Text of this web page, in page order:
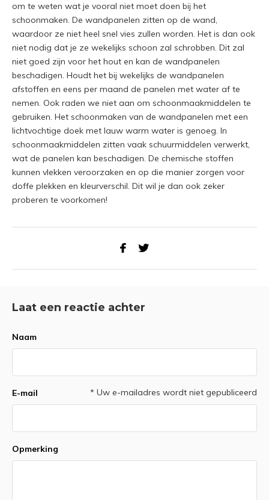
om te weten wat je vooral niet moet doen bij het
schoonmaken. De wandpanelen zitten op de wand,
waardoor ze niet heel snel vies zullen worden. Het is dan ook
niet nodig dat je ze wekelijks schoon zal schrobben. Dit zal
niet goed zijn voor het hout en kan de wandpanelen
beschadigen. Houdt het bij wekelijks de wandpanelen
afstoffen en eens per maand de panelen met water af te
nemen. Ook raden we niet aan om schoonmaakmiddelen te
gebruiken. Het schoonmaken van de wandpanelen met een
lichtvochtige doek met lauw warm water is genoeg. In
schoonmaakmiddelen zitten vaak schuurmiddelen verwerkt,
wat de panelen kan beschadigen. De chemische stoffen
kunnen vlekken veroorzaken en op die manier zorgen voor
doffe plekken en kleurverschil. Dit wil je dan ook zeker
proberen te voorkomen!
Laat een reactie achter
Naam
E-mail * Uw e-mailadres wordt niet gepubliceerd
Opmerking